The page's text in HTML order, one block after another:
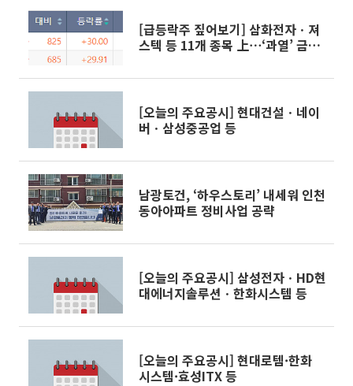
[급등락주 짚어보기] 삼화전자ㆍ져
스텍 등 11개 종목 上⋯‘과열’ 금호
[오늘의 주요공시] 현대건설ㆍ네이
버ㆍ삼성중공업 등
남광토건, ‘하우스토리’ 내세워 인천
동아아파트 정비사업 공략
[오늘의 주요공시] 삼성전자ㆍHD현
대에너지솔루션ㆍ한화시스템 등
[오늘의 주요공시] 현대로템·한화
시스템·효성ITX 등